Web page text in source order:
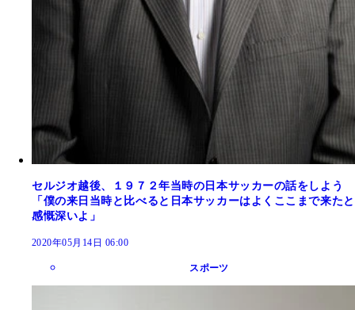
セルジオ越後、１９７２年当時の日本サッカーの話をしよう
「僕の来日当時と比べると日本サッカーはよくここまで来たと
感慨深いよ」
2020年05月14日 06:00
スポーツ